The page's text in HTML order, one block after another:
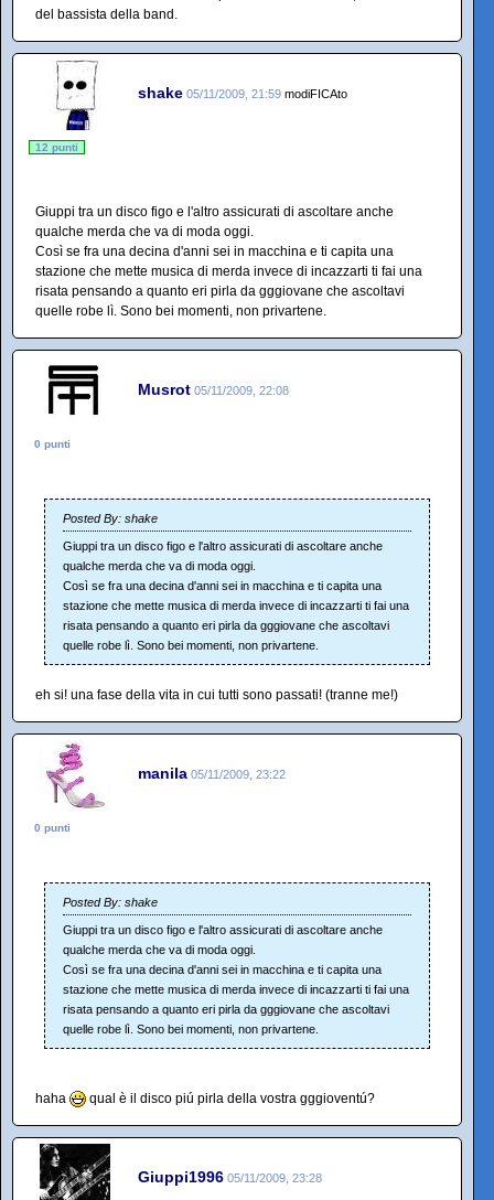
del bassista della band.
shake 05/11/2009, 21:59 modiFICAto
12 punti
Giuppi tra un disco figo e l'altro assicurati di ascoltare anche
qualche merda che va di moda oggi.
Così se fra una decina d'anni sei in macchina e ti capita una
stazione che mette musica di merda invece di incazzarti ti fai una
risata pensando a quanto eri pirla da gggiovane che ascoltavi
quelle robe lì. Sono bei momenti, non privartene.
Musrot 05/11/2009, 22:08
0 punti
Posted By: shake
Giuppi tra un disco figo e l'altro assicurati di ascoltare anche
qualche merda che va di moda oggi.
Così se fra una decina d'anni sei in macchina e ti capita una
stazione che mette musica di merda invece di incazzarti ti fai una
risata pensando a quanto eri pirla da gggiovane che ascoltavi
quelle robe lì. Sono bei momenti, non privartene.
eh si! una fase della vita in cui tutti sono passati! (tranne me!)
manila 05/11/2009, 23:22
0 punti
Posted By: shake
Giuppi tra un disco figo e l'altro assicurati di ascoltare anche
qualche merda che va di moda oggi.
Così se fra una decina d'anni sei in macchina e ti capita una
stazione che mette musica di merda invece di incazzarti ti fai una
risata pensando a quanto eri pirla da gggiovane che ascoltavi
quelle robe lì. Sono bei momenti, non privartene.
haha qual è il disco piú pirla della vostra gggioventú?
Giuppi1996 05/11/2009, 23:28